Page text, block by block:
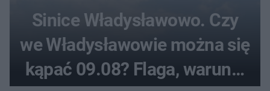
Sinice Władysławowo. Czy
we Władysławowie można się
kąpać 09.08? Flaga, warunki